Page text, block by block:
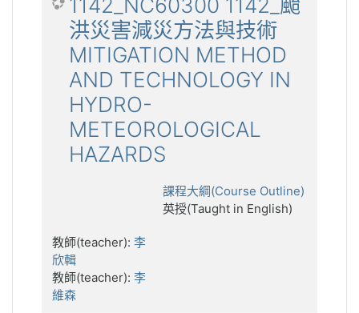
1142_NC60300 1142_颱
洪災害減災方法與技術
MITIGATION METHOD
AND TECHNOLOGY IN
HYDRO-
METEOROLOGICAL
HAZARDS
課程大綱(Course Outline)
英授(Taught in English)
教師(teacher): 李
欣輯
教師(teacher): 李
維森